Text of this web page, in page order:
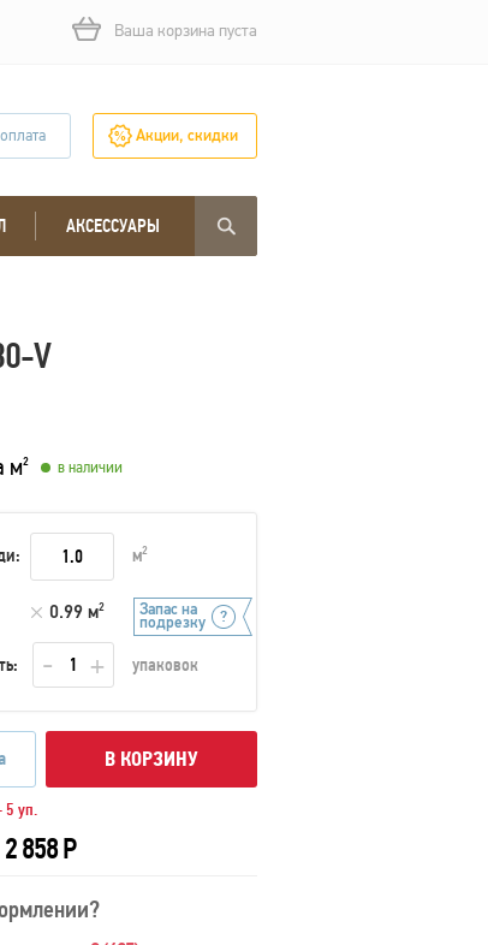
Ваша корзина пуста
Акции, скидки
АКСЕССУАРЫ
V
м2 в наличии
м2
0.99 м2
упаковок
Запас на
подрезку
В КОРЗИНУ
уп.
2 858 Р